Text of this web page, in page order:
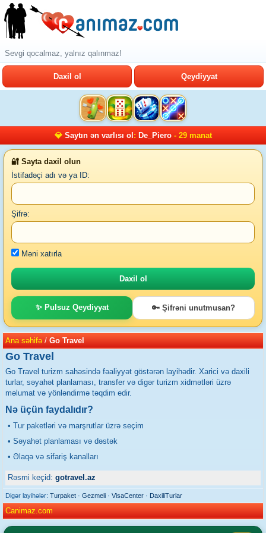
Sevgi qocalmaz, yalnız qalınmaz!
Daxil ol Qeydiyyat
💎 Saytın ən varlısı ol : De_Piero- 29 manat
🔐 Sayta daxil olun
İstifadəçi adı və ya ID:
Şifrə:
Məni xatırla
✨ Pulsuz Qeydiyyat 🔑 Şifrəni unutmusan?
Ana səhifə/Go Travel
Go Travel
Go Travel turizm sahəsində fəaliyyət göstərən layihədir. Xarici və daxili
turlar, səyahət planlaması, transfer və digər turizm xidmətləri üzrə
məlumat və yönləndirmə təqdim edir.
Nə üçün faydalıdır?
• Tur paketləri və marşrutlar üzrə seçim
• Səyahət planlaması və dəstək
• Əlaqə və sifariş kanalları
Rəsmi keçid: gotravel.az
Digər layihələr: Turpaket · Gezmeli · VisaCenter · DaxiliTurlar
Canimaz.com